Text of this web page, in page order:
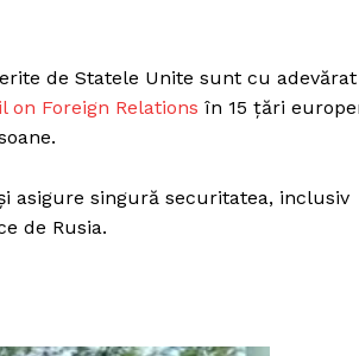
de Statele Unite sunt cu adevărat
on Foreign Relations în 15 țări
asigure singură securitatea, inclusiv
de Rusia.